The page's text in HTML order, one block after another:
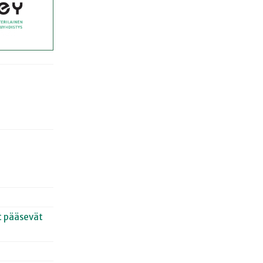
pääsevät